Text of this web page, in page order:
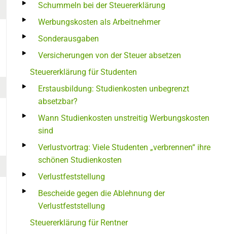
Schummeln bei der Steuererklärung
Werbungskosten als Arbeitnehmer
Sonderausgaben
Versicherungen von der Steuer absetzen
Steuererklärung für Studenten
Erstausbildung: Studienkosten unbegrenzt
absetzbar?
Wann Studienkosten unstreitig Werbungskosten
sind
Verlustvortrag: Viele Studenten „verbrennen“ ihre
schönen Studienkosten
Verlustfeststellung
Bescheide gegen die Ablehnung der
Verlustfeststellung
Steuererklärung für Rentner